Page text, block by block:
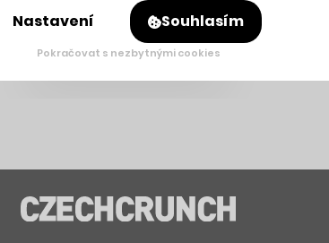
Nastavení Souhlasím
Pokračovat s nezbytnými cookies